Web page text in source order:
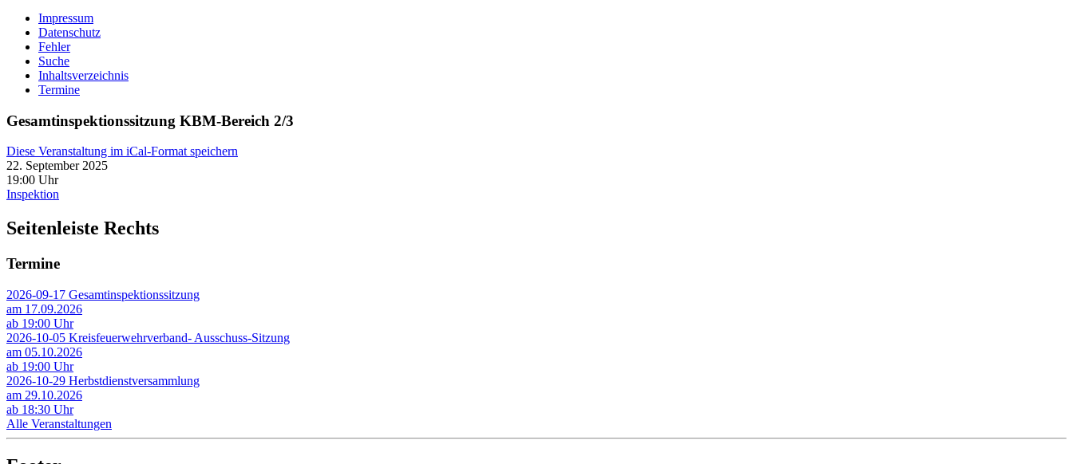
Impressum
Datenschutz
Fehler
Suche
Inhaltsverzeichnis
Termine
Gesamtinspektionssitzung KBM-Bereich 2/3
Diese Veranstaltung im iCal-Format speichern
22. September 2025
19:00 Uhr
Inspektion
Seitenleiste Rechts
Termine
2026-09-17 Gesamtinspektionssitzung
am 17.09.2026
ab 19:00 Uhr
2026-10-05 Kreisfeuerwehrverband- Ausschuss-Sitzung
am 05.10.2026
ab 19:00 Uhr
2026-10-29 Herbstdienstversammlung
am 29.10.2026
ab 18:30 Uhr
Alle Veranstaltungen